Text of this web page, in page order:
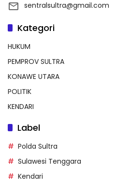
sentralsultra@gmail.com
Kategori
HUKUM
PEMPROV SULTRA
KONAWE UTARA
POLITIK
KENDARI
Label
Polda Sultra
Sulawesi Tenggara
Kendari